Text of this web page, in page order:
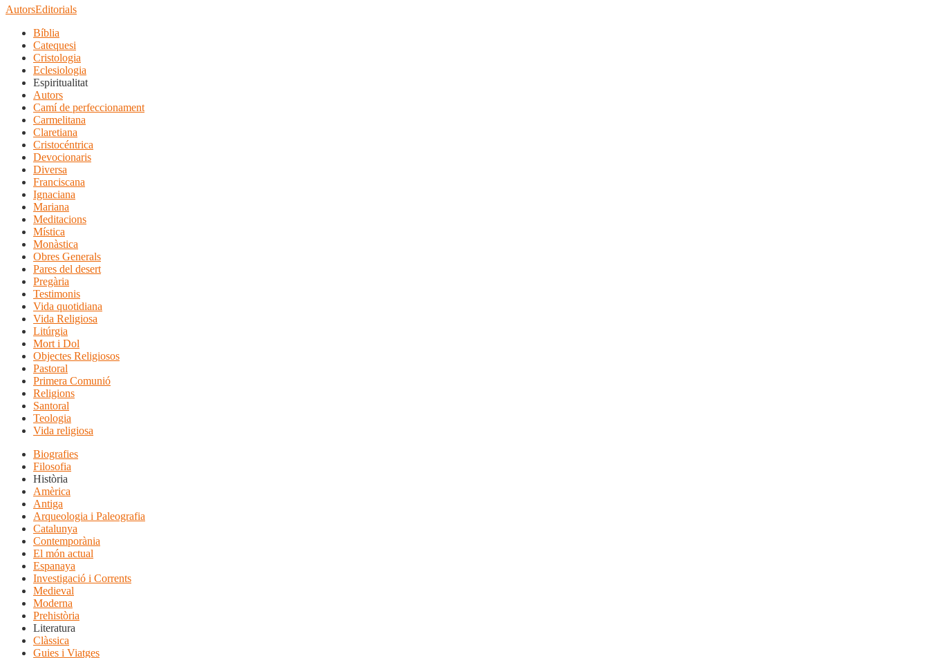
AutorsEditorials
Bíblia
Catequesi
Cristologia
Eclesiologia
Espiritualitat
Autors
Camí de perfeccionament
Carmelitana
Claretiana
Cristocéntrica
Devocionaris
Diversa
Franciscana
Ignaciana
Mariana
Meditacions
Mística
Monàstica
Obres Generals
Pares del desert
Pregària
Testimonis
Vida quotidiana
Vida Religiosa
Litúrgia
Mort i Dol
Objectes Religiosos
Pastoral
Primera Comunió
Religions
Santoral
Teologia
Vida religiosa
Biografies
Filosofia
Història
Amèrica
Antiga
Arqueologia i Paleografia
Catalunya
Contemporània
El món actual
Espanaya
Investigació i Corrents
Medieval
Moderna
Prehistòria
Literatura
Clàssica
Guies i Viatges